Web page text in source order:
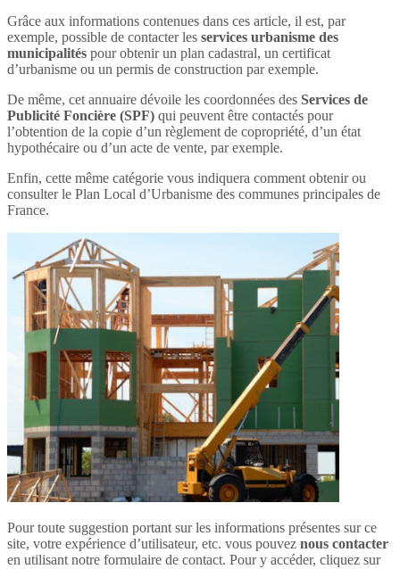
Grâce aux informations contenues dans ces article, il est, par
exemple, possible de contacter les services urbanisme des
municipalités pour obtenir un plan cadastral, un certificat
d’urbanisme ou un permis de construction par exemple.
De même, cet annuaire dévoile les coordonnées des Services de
Publicité Foncière (SPF) qui peuvent être contactés pour
l’obtention de la copie d’un règlement de copropriété, d’un état
hypothécaire ou d’un acte de vente, par exemple.
Enfin, cette même catégorie vous indiquera comment obtenir ou
consulter le Plan Local d’Urbanisme des communes principales de
France.
Pour toute suggestion portant sur les informations présentes sur ce
site, votre expérience d’utilisateur, etc. vous pouvez nous contacter
en utilisant notre formulaire de contact. Pour y accéder, cliquez sur